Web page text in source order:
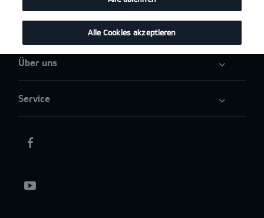
Über uns
Service
Alle Cookies akzeptieren